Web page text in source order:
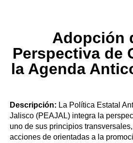
Adopción
Perspectiva de
la Agenda
Descripción: La Política Estatal
Jalisco (PEAJAL) integra la
uno de sus principios
acciones de orientadas a la